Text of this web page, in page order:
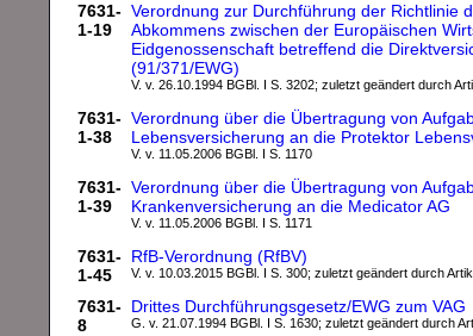
7631-
1-19
Verordnung zur Durchführung der Richtlinie
Abkommens zwischen der Europäischen
Eidgenossenschaft betreffend die
(91/371/EWG)
V. v. 26.10.1994 BGBl. I S. 3202; zuletzt geändert durch
7631-
1-38
Verordnung über die Übertragung von
Lebensversicherung an die Protektor
V. v. 11.05.2006 BGBl. I S. 1170
7631-
1-39
Verordnung über die Übertragung von
Krankenversicherung an die Medicator AG
V. v. 11.05.2006 BGBl. I S. 1171
7631-
1-45
RfB-Verordnung (RfBV)
V. v. 10.03.2015 BGBl. I S. 300; zuletzt geändert durch
7631-
8
Drittes Durchführungsgesetz/EWG zum VAG
G. v. 21.07.1994 BGBl. I S. 1630; zuletzt geändert durch